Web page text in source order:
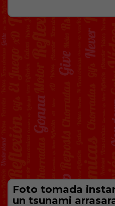
Foto tomada
un tsunami